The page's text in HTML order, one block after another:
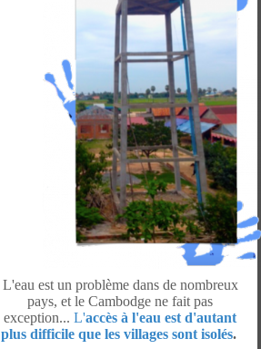
L'eau est un problème dans de nombreux
pays, et le Cambodge ne fait pas
exception...L'accès à l'eau est d'autant
plus difficile que les villages sont isolés.